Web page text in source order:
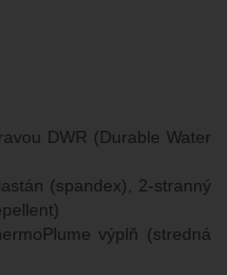
DWR (Durable Water
(spandex), 2-stranný
výplň (stredná